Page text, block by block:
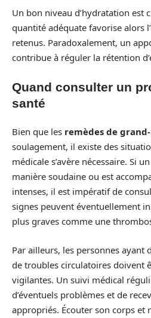
Un bon niveau d’hydratation est
quantité adéquate favorise alors
retenus. Paradoxalement, un
contribue à réguler la rétention
Quand consulter un
santé
Bien que les remèdes de
soulagement, il existe des
médicale s’avère nécessaire. Si
manière soudaine ou est
intenses, il est impératif de
signes peuvent éventuellement
plus graves comme une
Par ailleurs, les personnes ayant
de troubles circulatoires doivent
vigilantes. Un suivi médical
d’éventuels problèmes et de
appropriés. Écouter son corps et